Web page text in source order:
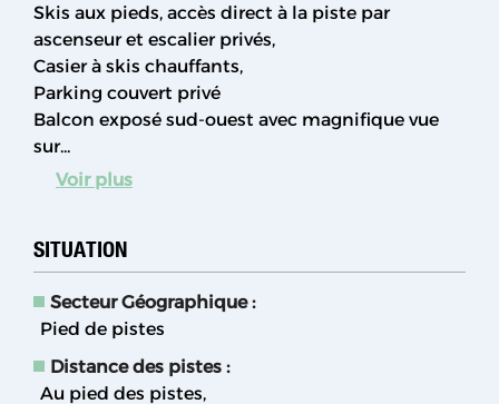
Skis aux pieds, accès direct à la piste par
ascenseur et escalier privés,
Casier à skis chauffants,
Parking couvert privé
Balcon exposé sud-ouest avec magnifique vue
sur...
Voir plus
SITUATION
Secteur Géographique :
Pied de pistes
Distance des pistes :
Au pied des pistes